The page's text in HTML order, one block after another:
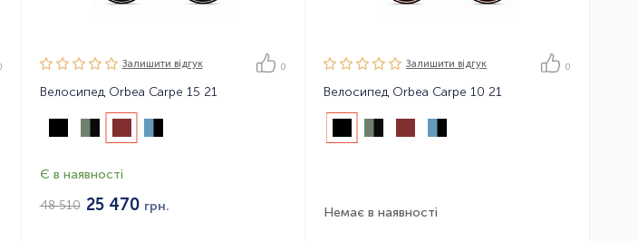
Залишити вiдгук 0
Велосипед Orbea Carpe 15 21
Є в наявності
48 510 25 470 грн.
Залишити вiдгук 0
Велосипед Orbea Carpe 10 21
Немає в наявності